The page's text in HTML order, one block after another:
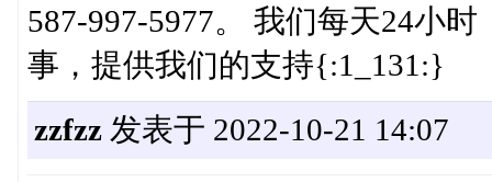
587-997-5977。 我们每天24小
事，提供我们的支持{:1_131:}
zzfzz发表于 2022-10-21 14:07